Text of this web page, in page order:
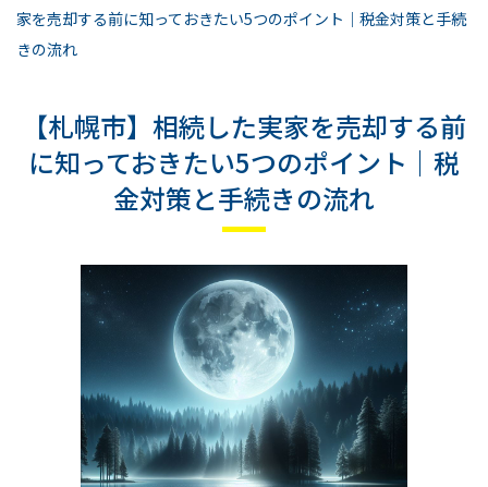
家を売却する前に知っておきたい5つのポイント｜税金対策と手続
きの流れ
【札幌市】相続した実家を売却する前
に知っておきたい5つのポイント｜税
金対策と手続きの流れ